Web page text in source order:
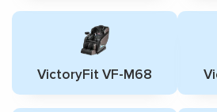
VictoryFit VF-M68